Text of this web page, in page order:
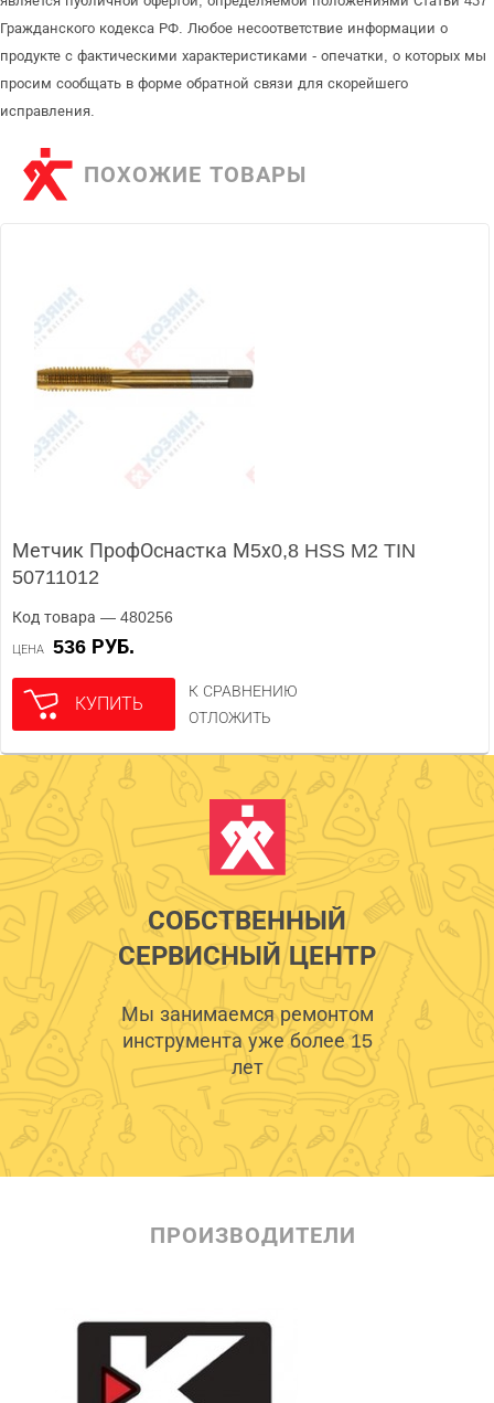
Гражданского кодекса РФ. Любое несоответствие информации о
продукте с фактическими характеристиками - опечатки, о которых мы
просим сообщать в форме обратной связи для скорейшего
исправления.
ПОХОЖИЕ ТОВАРЫ
Метчик ПрофОснастка М5х0,8 HSS M2 TIN
50711012
Код товара — 480256
ЦЕНА 536 РУБ.
КУПИТЬ
К СРАВНЕНИЮ
ОТЛОЖИТЬ
СОБСТВЕННЫЙ
СЕРВИСНЫЙ ЦЕНТР
Мы занимаемся ремонтом
инструмента уже более 15
лет
ПРОИЗВОДИТЕЛИ